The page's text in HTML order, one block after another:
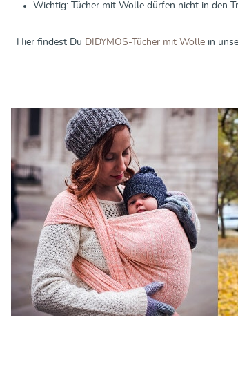
Wichtig: Tücher mit Wolle dürfen nicht in den
Hier findest Du DIDYMOS-Tücher mit Wolle in